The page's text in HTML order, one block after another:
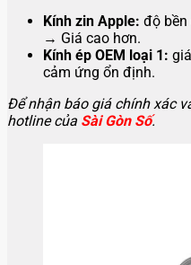
Kính zin Apple: độ bền
→ Giá cao hơn.
Kính ép OEM loại 1:
cảm ứng ổn định.
Để nhận báo giá chính xác
hotline của Sài Gòn Số.